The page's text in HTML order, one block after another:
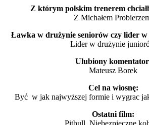
Z którym polskim trenerem
Z Michałem
Ławka w drużynie seniorów czy lider
Lider w drużynie
Ulubiony
Mateusz Borek
Cel na wiosnę:
Być w jak najwyższej formie i wygrac
Ostatni film:
Pitbull. Niebezpieczne